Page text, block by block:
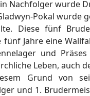
Nachfolger wurde
Pokal
Diese fünf
Jahre eine
und
Leben,
Grund von
und 1.